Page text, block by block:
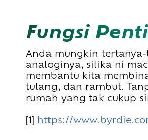
Fungsi
Anda mungkin tertanya-
analoginya, silika ni
membantu kita
tulang, dan rambut.
rumah yang tak cukup
[1] https://